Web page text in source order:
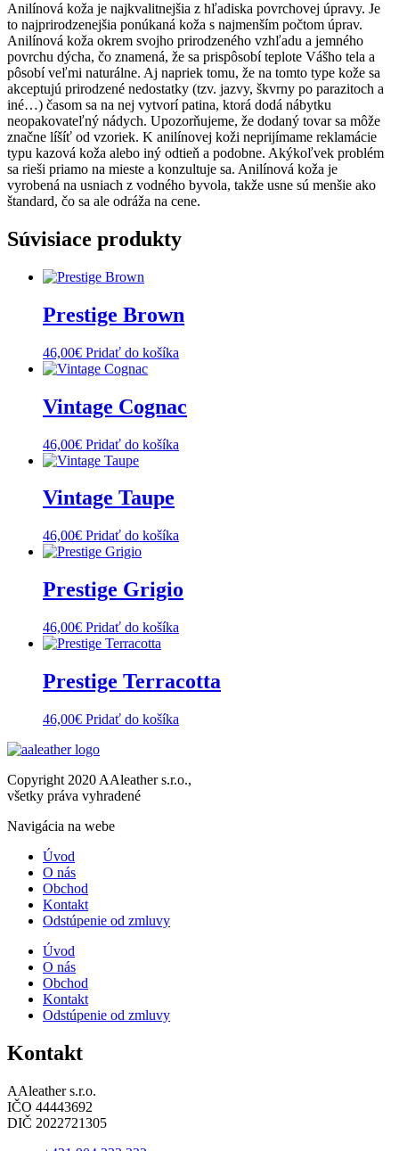
Anilínová koža je najkvalitnejšia z hľadiska povrchovej úpravy. Je
to najprirodzenejšia ponúkaná koža s najmenším počtom úprav.
Anilínová koža okrem svojho prirodzeného vzhľadu a jemného
povrchu dýcha, čo znamená, že sa prispôsobí teplote Vášho tela a
pôsobí veľmi naturálne. Aj napriek tomu, že na tomto type kože sa
akceptujú prirodzené nedostatky (tzv. jazvy, škvrny po parazitoch a
iné…) časom sa na nej vytvorí patina, ktorá dodá nábytku
neopakovateľný nádych. Upozorňujeme, že dodaný tovar sa môže
značne líšíť od vzoriek. K anilínovej koži neprijímame reklamácie
typu kazová koža alebo iný odtieň a podobne. Akýkoľvek problém
sa rieši priamo na mieste a konzultuje sa. Anilínová koža je
vyrobená na usniach z vodného byvola, takže usne sú menšie ako
štandard, čo sa ale odráža na cene.
Súvisiace produkty
Prestige Brown
46,00€ Pridať do košíka
Vintage Cognac
46,00€ Pridať do košíka
Vintage Taupe
46,00€ Pridať do košíka
Prestige Grigio
46,00€ Pridať do košíka
Prestige Terracotta
46,00€ Pridať do košíka
Copyright 2020 AAleather s.r.o.,
všetky práva vyhradené
Navigácia na webe
Úvod
O nás
Obchod
Kontakt
Odstúpenie od zmluvy
Úvod
O nás
Obchod
Kontakt
Odstúpenie od zmluvy
Kontakt
AAleather s.r.o.
IČO 44443692
DIČ 2022721305